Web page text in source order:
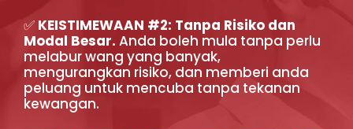
✅ KEISTIMEWAAN #2: Tanpa Risiko dan
Modal Besar. Anda boleh mula tanpa perlu
melabur wang yang banyak,
mengurangkan risiko, dan memberi anda
peluang untuk mencuba tanpa tekanan
kewangan.